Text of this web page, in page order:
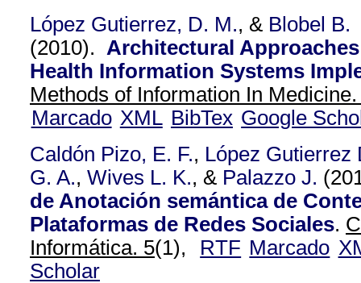
López Gutierrez, D. M., & Blobel B.
(2010). Architectural
Health Information Systems
Methods of Information In
Marcado XML BibTex Google
Caldón Pizo, E. F., López Gutierrez
G. A., Wives L. K., & Palazzo J.
de Anotación semántica de
Plataformas de Redes Sociales.
Informática. 5(1), RTF Marcado
Scholar